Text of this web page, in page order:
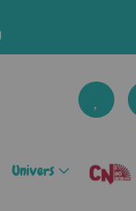
Univers